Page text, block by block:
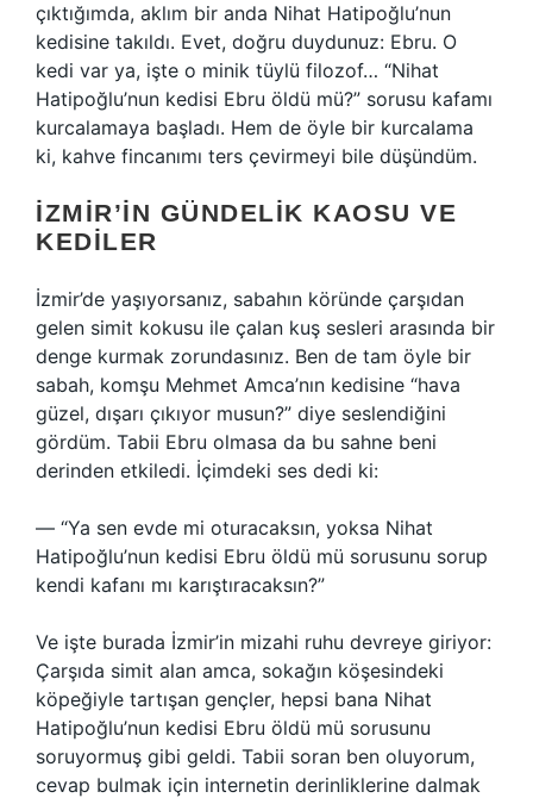
çıktığımda, aklım bir anda Nihat Hatipoğlu’nun
kedisine takıldı. Evet, doğru duydunuz: Ebru. O
kedi var ya, işte o minik tüylü filozof… “Nihat
Hatipoğlu’nun kedisi Ebru öldü mü?” sorusu kafamı
kurcalamaya başladı. Hem de öyle bir kurcalama
ki, kahve fincanımı ters çevirmeyi bile düşündüm.
İZMIR’IN GÜNDELIK KAOSU VE
KEDILER
İzmir’de yaşıyorsanız, sabahın köründe çarşıdan
gelen simit kokusu ile çalan kuş sesleri arasında bir
denge kurmak zorundasınız. Ben de tam öyle bir
sabah, komşu Mehmet Amca’nın kedisine “hava
güzel, dışarı çıkıyor musun?” diye seslendiğini
gördüm. Tabii Ebru olmasa da bu sahne beni
derinden etkiledi. İçimdeki ses dedi ki:
— “Ya sen evde mi oturacaksın, yoksa Nihat
Hatipoğlu’nun kedisi Ebru öldü mü sorusunu sorup
kendi kafanı mı karıştıracaksın?”
Ve işte burada İzmir’in mizahi ruhu devreye giriyor:
Çarşıda simit alan amca, sokağın köşesindeki
köpeğiyle tartışan gençler, hepsi bana Nihat
Hatipoğlu’nun kedisi Ebru öldü mü sorusunu
soruyormuş gibi geldi. Tabii soran ben oluyorum,
cevap bulmak için internetin derinliklerine dalmak